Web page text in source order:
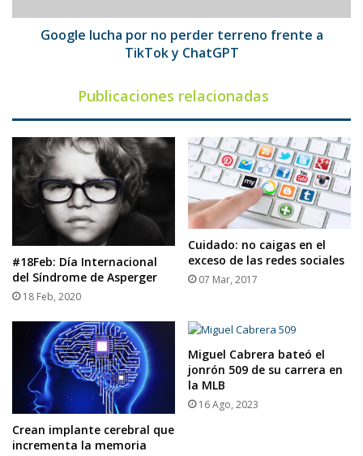
TikTok
Google lucha por no perder terreno frente a
TikTok y ChatGPT
Publicaciones relacionadas
#18Feb: Día Internacional
del Síndrome de Asperger
18 Feb, 2020
Cuidado: no caigas en el
exceso de las redes sociales
07 Mar, 2017
Crean implante cerebral que
incrementa la memoria
Miguel Cabrera bateó el
jonrón 509 de su carrera en
la MLB
16 Ago, 2023